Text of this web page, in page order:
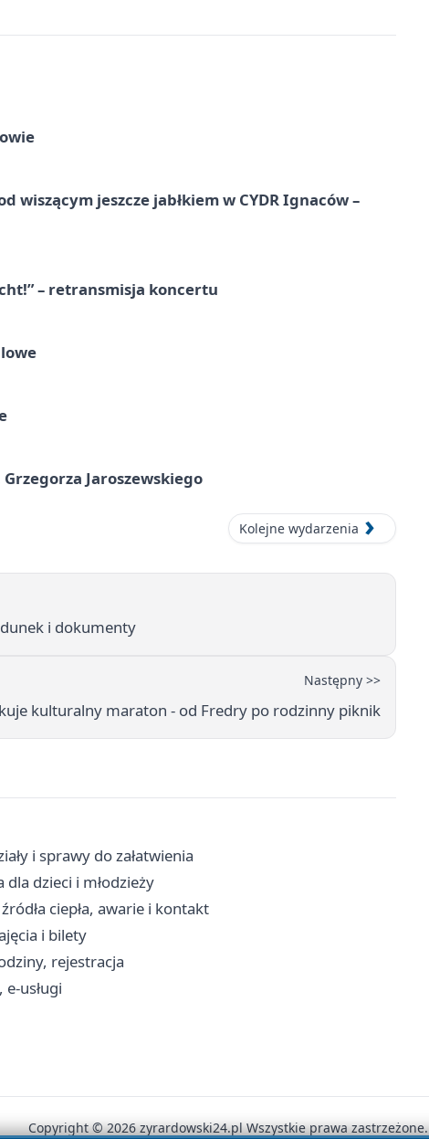
wiszącym jeszcze jabłkiem w CYDR Ignaców –
– retransmisja koncertu
Jaroszewskiego
Kolejne wydarzenia
i dokumenty
Następny >>
kulturalny maraton - od Fredry po rodzinny piknik
i sprawy do załatwienia
dzieci i młodzieży
ciepła, awarie i kontakt
i bilety
rejestracja
usługi
Copyright © 2026 zyrardowski24.pl Wszystkie prawa zastrzeżone.